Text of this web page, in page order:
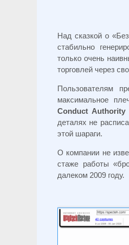
Над сказкой о
стабильно
только очень
торговлей через
Пользователям
максимальное
Conduct Authority
деталях не
этой шараги.
О компании не
стаже работы
далеком 2009 году.